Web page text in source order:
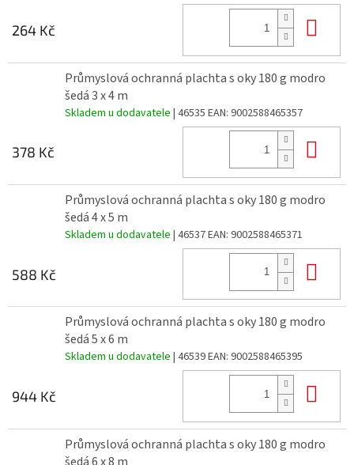
264 Kč
Průmyslová ochranná plachta s oky 180 g modro
šedá 3 x 4 m
Skladem u dodavatele | 46535 EAN: 9002588465357
378 Kč
Průmyslová ochranná plachta s oky 180 g modro
šedá 4 x 5 m
Skladem u dodavatele | 46537EAN: 9002588465371
588 Kč
Průmyslová ochranná plachta s oky 180 g modro
šedá 5 x 6 m
Skladem u dodavatele | 46539EAN: 9002588465395
944 Kč
Průmyslová ochranná plachta s oky 180 g modro